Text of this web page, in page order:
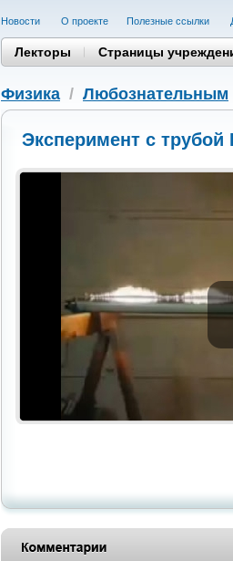
Новости О проекте Полезные cсылки
Лекторы Страницы
Физика / Любознательным
Эксперимент с трубой